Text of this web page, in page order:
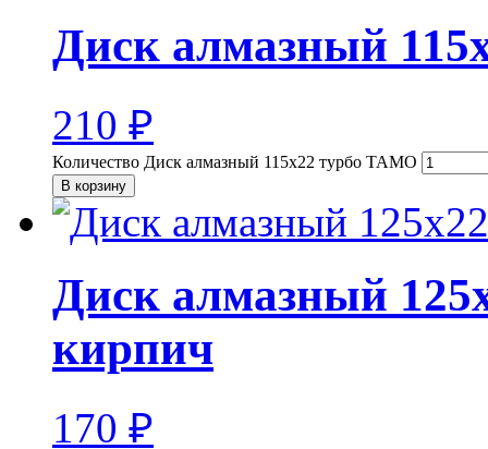
Диск алмазный
210 ₽
Количество Диск алмазный 115х22 турбо TAMO
В корзину
Диск алмазный
кирпич
170 ₽